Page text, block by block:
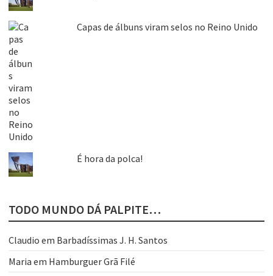
Capas de álbuns viram selos no Reino Unido
É hora da polca!
TODO MUNDO DÁ PALPITE…
Claudio em Barbadíssimas J. H. Santos
Maria em Hamburguer Grã Filé